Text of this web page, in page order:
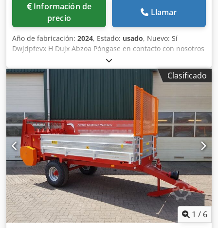
Información de
precio
Llamar
Año de fabricación: 2024, Estado: usado, Nuevo: Sí
Dwjdpfevx H Dujx Abzoa Póngase en contacto con nosotros
Clasificado
1 / 6